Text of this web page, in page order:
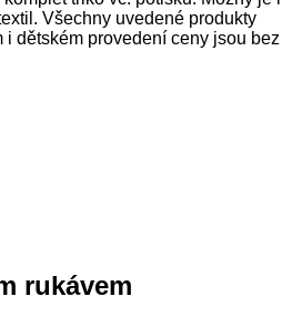
Všechny uvedené produkty
i dětském provedení ceny jsou bez
rukávem